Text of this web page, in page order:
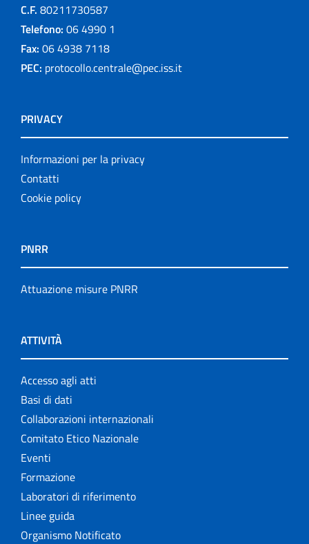
C.F. 80211730587
Telefono: 06 4990 1
Fax: 06 4938 7118
PEC: protocollo.centrale@pec.iss.it
PRIVACY
Informazioni per la privacy
Contatti
Cookie policy
PNRR
Attuazione misure PNRR
ATTIVITÀ
Accesso agli atti
Basi di dati
Collaborazioni internazionali
Comitato Etico Nazionale
Eventi
Formazione
Laboratori di riferimento
Linee guida
Organismo Notificato